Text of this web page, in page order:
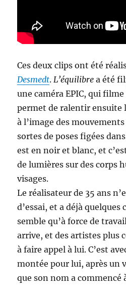
Ces deux clips ont été
Desmedt.L’équilibre a été
une caméra EPIC, qui filme
permet de ralentir ensuite
à l’image des
sortes de poses figées
est en noir et blanc, et
de lumières sur des corps
visages.
Le réalisateur de 35 ans
d’essai, et a déjà quelques
semble qu’à force de
arrive, et des artistes plus
à faire appel à lui. C’est
montée pour lui, après un
que son nom a commencé